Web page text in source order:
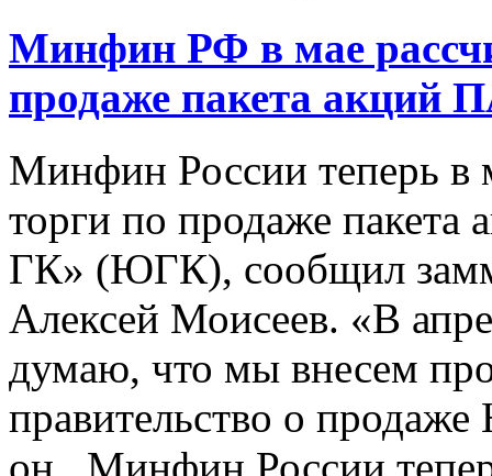
Минфин РФ в мае
продаже пакета акций
Минфин России теперь в
торги по продаже
ГК» (ЮГК), сообщил
Алексей Моисеев. «В
думаю, что мы внесем
правительство о